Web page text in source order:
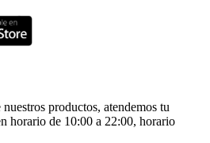
productos, atendemos tu
horario de 10:00 a 22:00, horario